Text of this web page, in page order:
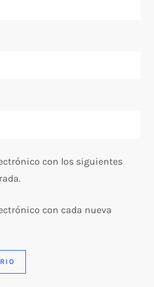
con los siguientes
con cada nueva